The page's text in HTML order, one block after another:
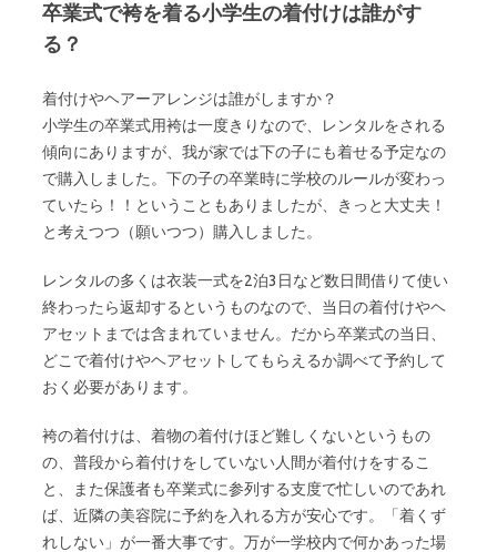
卒業式で袴を着る小学生の着付けは誰がす
る？
着付けやヘアーアレンジは誰がしますか？
小学生の卒業式用袴は一度きりなので、レンタルをされる
傾向にありますが、我が家では下の子にも着せる予定なの
で購入しました。下の子の卒業時に学校のルールが変わっ
ていたら！！ということもありましたが、きっと大丈夫！
と考えつつ（願いつつ）購入しました。
レンタルの多くは衣装一式を2泊3日など数日間借りて使い
終わったら返却するというものなので、当日の着付けやヘ
アセットまでは含まれていません。だから卒業式の当日、
どこで着付けやヘアセットしてもらえるか調べて予約して
おく必要があります。
袴の着付けは、着物の着付けほど難しくないというもの
の、普段から着付けをしていない人間が着付けをするこ
と、また保護者も卒業式に参列する支度で忙しいのであれ
ば、近隣の美容院に予約を入れる方が安心です。「着くず
れしない」が一番大事です。万が一学校内で何かあった場